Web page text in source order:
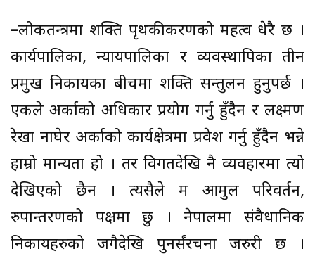
–लोकतन्त्रमा शक्ति पृथकीकरणको महत्व धेरै छ ।
कार्यपालिका, न्यायपालिका र व्यवस्थापिका तीन
प्रमुख निकायका बीचमा शक्ति सन्तुलन हुनुपर्छ ।
एकले अर्काको अधिकार प्रयोग गर्नु हुँदैन र लक्ष्मण
रेखा नाघेर अर्काको कार्यक्षेत्रमा प्रवेश गर्नु हुँदैन भन्ने
हाम्रो मान्यता हो । तर विगतदेखि नै व्यवहारमा त्यो
देखिएको छैन । त्यसैले म आमुल परिवर्तन,
रुपान्तरणको पक्षमा छु । नेपालमा संवैधानिक
निकायहरुको जगैदेखि पुनर्संरचना जरुरी छ ।